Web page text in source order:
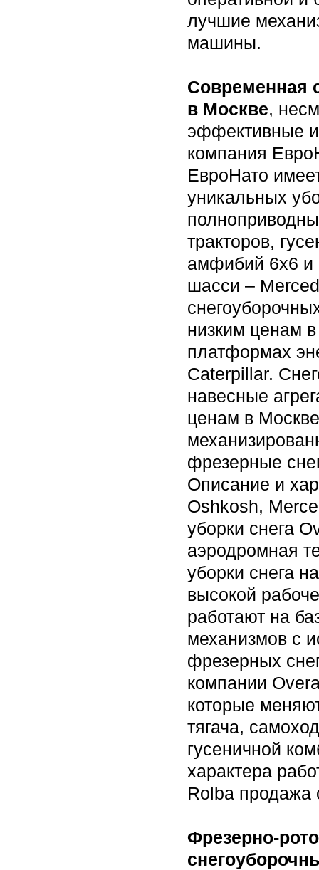
лучшие
машины.
Современная
в Москве,
эффективные
компания
ЕвроНато
уникальных
тракторов,
амфибий 6х6 и
шасси –
низким ценам
платформах
Caterpillar.
навесные
ценам в
фрезерные
Описание и
Oshkosh,
уборки снега
аэродромная
уборки снега
высокой
работают на
механизмов с
фрезерных
компании
которые
тягача,
гусеничной
характера
Rolba продажа
Фрезерно-